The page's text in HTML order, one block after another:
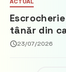
ACTUAL
tânăr din
închisoare
23/07/2026